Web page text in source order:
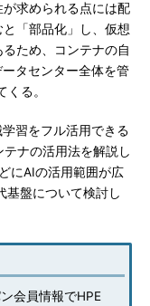
求められる点には配
「部品化」し、仮想
ため、コンテナの自
タセンター全体を管
る。
習をフル活用できる
ナの活用法を解説し
にAIの活用範囲が広
基盤について検討し
会員情報でHPE